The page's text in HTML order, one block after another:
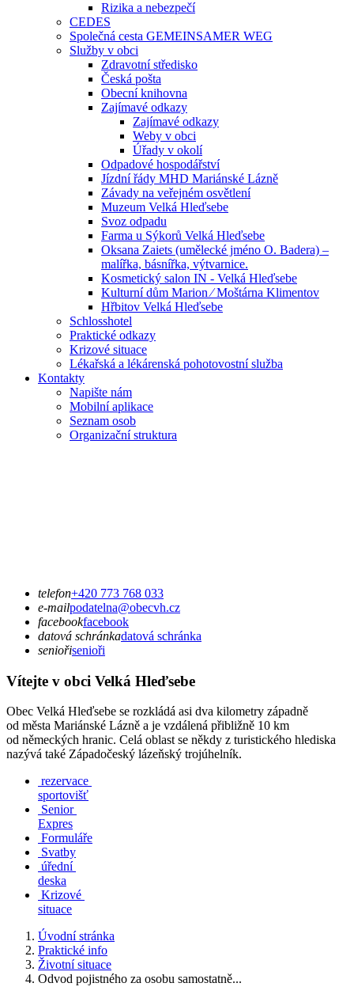
Rizika a nebezpečí
CEDES
Společná cesta GEMEINSAMER WEG
Služby v obci
Zdravotní středisko
Česká pošta
Obecní knihovna
Zajímavé odkazy
Zajímavé odkazy
Weby v obci
Úřady v okolí
Odpadové hospodářství
Jízdní řády MHD Mariánské Lázně
Závady na veřejném osvětlení
Muzeum Velká Hleďsebe
Svoz odpadu
Farma u Sýkorů Velká Hleďsebe
Oksana Zaiets (umělecké jméno O. Badera) –
malířka, básnířka, výtvarnice.
Kosmetický salon IN - Velká Hleďsebe
Kulturní dům Marion ⁄ Moštárna Klimentov
Hřbitov Velká Hleďsebe
Schlosshotel
Praktické odkazy
Krizové situace
Lékařská a lékárenská pohotovostní služba
Kontakty
Napište nám
Mobilní aplikace
Seznam osob
Organizační struktura
telefon+420 773 768 033
e-mailpodatelna@obecvh.cz
facebookfacebook
datová schránkadatová schránka
seniořisenioři
Vítejte v obci Velká Hleďsebe
Obec Velká Hleďsebe se rozkládá asi dva kilometry západně
od města Mariánské Lázně a je vzdálená přibližně 10 km
od německých hranic. Celá oblast se někdy z turistického hlediska
nazývá také Západočeský lázeňský trojúhelník.
rezervace
sportovišť
Senior
Expres
Formuláře
Svatby
úřední
deska
Krizové
situace
Úvodní stránka
Praktické info
Životní situace
Odvod pojistného za osobu samostatně...